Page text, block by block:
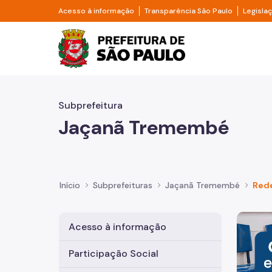
Pular para o Conteúdo principal
Acesso à informação Divisor de acesso à informação
Transparência São Paulo Divisor
Prefeitura de São
Subprefeitura
Jaçanã Tremembé
Início Subprefeituras Jaçanã Tremembé
Acesso à informação
Participação Social